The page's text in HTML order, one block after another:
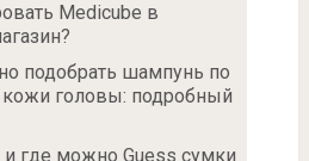
Medicube в
подобрать шампунь по
кожи головы: подробный
и где можно Guess сумки